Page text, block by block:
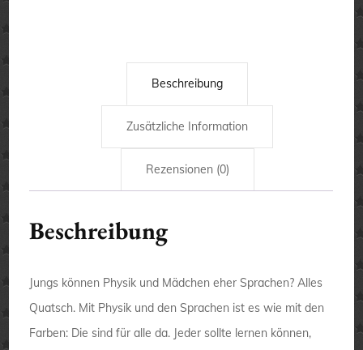
Beschreibung
Zusätzliche Information
Rezensionen (0)
Beschreibung
Jungs können Physik und Mädchen eher Sprachen? Alles
Quatsch. Mit Physik und den Sprachen ist es wie mit den
Farben: Die sind für alle da. Jeder sollte lernen können,